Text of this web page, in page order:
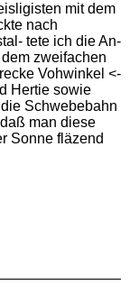
mit dem
nach
tete ich die An-
zweifachen
Vohwinkel <-
Hertie sowie
Schwebebahn
man diese
Sonne fläzend